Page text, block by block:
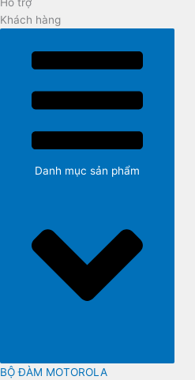
Hỗ trợ
Khách hàng
BỘ ĐÀM MOTOROLA